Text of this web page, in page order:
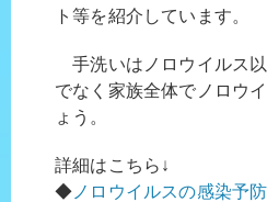
ト等を紹介しています。
手洗いはノロウイルス
でなく家族全体でノロウ
ょう。
詳細はこちら↓
◆ ノロウイルスの感染予